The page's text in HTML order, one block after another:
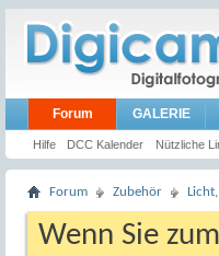
Forum
Hilfe DCC Kalender Nützliche
GALERIE
Forum Zubehör
Wenn Sie